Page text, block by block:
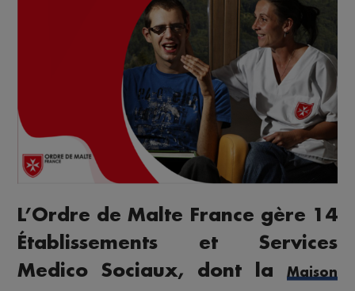
L’Ordre de Malte France gère 14
Établissements et Services
Medico Sociaux, dont la
Maison